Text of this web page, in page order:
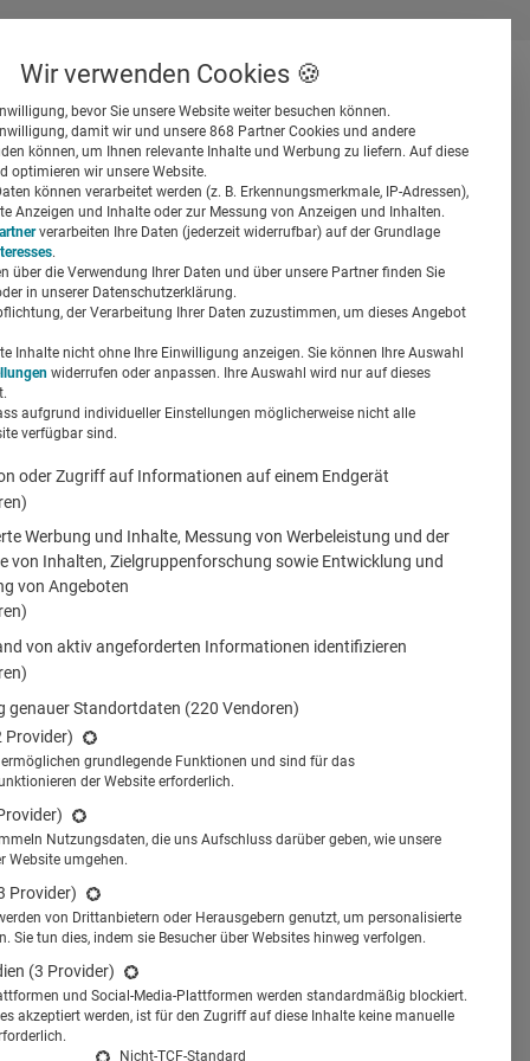
Suchen
Wir verwenden Cookies 🍪
bevor Sie unsere Website weiter besuchen können.
damit wir und unsere 868 Partner Cookies und andere
können, um Ihnen relevante Inhalte und Werbung zu liefern. Auf diese
optimieren wir unsere Website.
können verarbeitet werden (z. B. Erkennungsmerkmale, IP-Adressen),
Anzeigen und Inhalte oder zur Messung von Anzeigen und Inhalten.
verarbeiten Ihre Daten (jederzeit widerrufbar) auf der Grundlage
.
über die Verwendung Ihrer Daten und über unsere Partner finden Sie
in unserer Datenschutzerklärung.
der Verarbeitung Ihrer Daten zuzustimmen, um dieses Angebot
Inhalte nicht ohne Ihre Einwilligung anzeigen. Sie können Ihre Auswahl
widerrufen oder anpassen. Ihre Auswahl wird nur auf dieses
aufgrund individueller Einstellungen möglicherweise nicht alle
verfügbar sind.
oder Zugriff auf Informationen auf einem Endgerät
Werbung und Inhalte, Messung von Werbeleistung und der
von Inhalten, Zielgruppenforschung sowie Entwicklung und
von Angeboten
von aktiv angeforderten Informationen identifizieren
genauer Standortdaten (220 Vendoren)
Provider)
ermöglichen grundlegende Funktionen und sind für das
der Website erforderlich.
Nutzungsdaten, die uns Aufschluss darüber geben, wie unsere
Website umgehen.
Provider)
von Drittanbietern oder Herausgebern genutzt, um personalisierte
Sie tun dies, indem sie Besucher über Websites hinweg verfolgen.
(3 Provider)
und Social-Media-Plattformen werden standardmäßig blockiert.
akzeptiert werden, ist für den Zugriff auf diese Inhalte keine manuelle
Nicht-TCF-Standard